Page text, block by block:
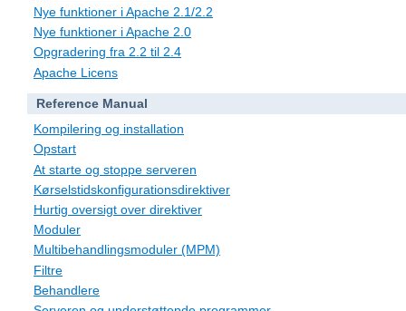
Nye funktioner i Apache 2.1/2.2
Nye funktioner i Apache 2.0
Opgradering fra 2.2 til 2.4
Apache Licens
Reference Manual
Kompilering og installation
Opstart
At starte og stoppe serveren
Kørselstidskonfigurationsdirektiver
Hurtig oversigt over direktiver
Moduler
Multibehandlingsmoduler (MPM)
Filtre
Behandlere